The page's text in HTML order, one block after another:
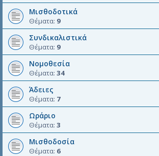
Μισθοδοτικά
Θέματα: 9
Συνδικαλιστικά
Θέματα: 9
Νομοθεσία
Θέματα: 34
Άδειες
Θέματα: 7
Ωράριο
Θέματα: 3
Μισθοδοσία
Θέματα: 6